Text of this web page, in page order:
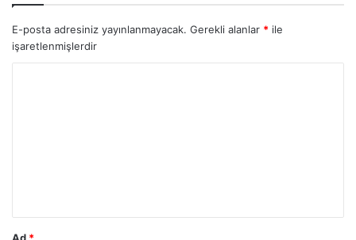
E-posta adresiniz yayınlanmayacak. Gerekli alanlar * ile
işaretlenmişlerdir